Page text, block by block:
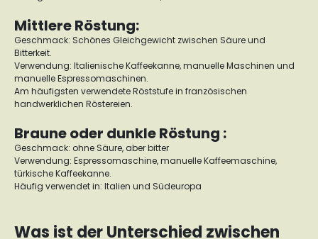
Mittlere Röstung:
Geschmack: Schönes Gleichgewicht zwischen Säure und
Bitterkeit.
Verwendung: Italienische Kaffeekanne, manuelle Maschinen und
manuelle Espressomaschinen.
Am häufigsten verwendete Röststufe in französischen
handwerklichen Röstereien.
Braune oder dunkle Röstung :
Geschmack: ohne Säure, aber bitter
Verwendung: Espressomaschine, manuelle Kaffeemaschine,
türkische Kaffeekanne.
Häufig verwendet in: Italien und Südeuropa
Was ist der Unterschied zwischen